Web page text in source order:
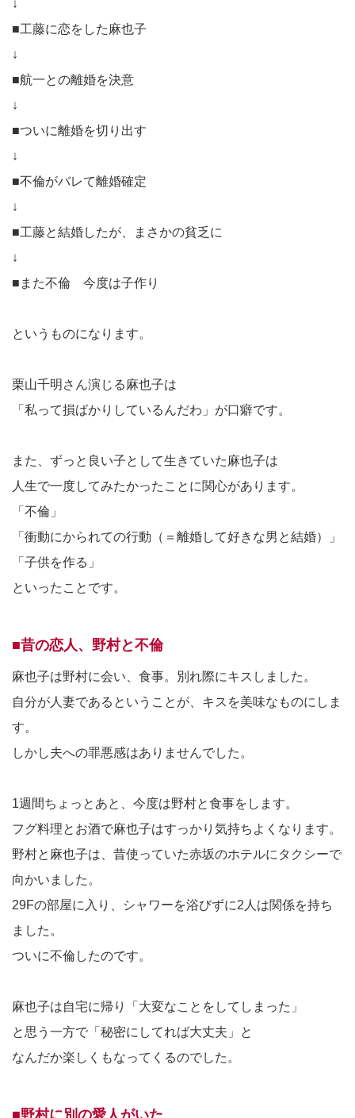
↓
■工藤に恋をした麻也子
↓
■航一との離婚を決意
↓
■ついに離婚を切り出す
↓
■不倫がバレて離婚確定
↓
■工藤と結婚したが、まさかの貧乏に
↓
■また不倫 今度は子作り
というものになります。
栗山千明さん演じる麻也子は
「私って損ばかりしているんだわ」が口癖です。
また、ずっと良い子として生きていた麻也子は
人生で一度してみたかったことに関心があります。
「不倫」
「衝動にかられての行動（＝離婚して好きな男と結婚）」
「子供を作る」
といったことです。
■昔の恋人、野村と不倫
麻也子は野村に会い、食事。別れ際にキスしました。
自分が人妻であるということが、キスを美味なものにしま
す。
しかし夫への罪悪感はありませんでした。
1週間ちょっとあと、今度は野村と食事をします。
フグ料理とお酒で麻也子はすっかり気持ちよくなります。
野村と麻也子は、昔使っていた赤坂のホテルにタクシーで
向かいました。
29Fの部屋に入り、シャワーを浴びずに2人は関係を持ち
ました。
ついに不倫したのです。
麻也子は自宅に帰り「大変なことをしてしまった」
と思う一方で「秘密にしてれば大丈夫」と
なんだか楽しくもなってくるのでした。